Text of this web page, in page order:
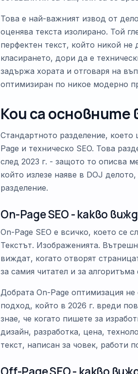
Това е най-важният извод от
оценява текста изолирано. Той
перфектен текст, който никой
класирането, дори да е
задържа хората и отговаря на
оптимизиран по никое модерно
Кои са основните
Стандартното разделение,
Page и техническо SEO. Това
след 2023 г. - защото то описва
който излезе наяве в DOJ
разделение.
On-Page SEO - какво
On-Page SEO е всичко, което се
Текстът. Изображенията.
виждат, когато отворят
за самия читател и за
Добрата On-Page оптимизация
подход, който в 2026 г. вреди
знае, че когато пишете за
дизайн, разработка, цена,
текст, написан за човек, работи